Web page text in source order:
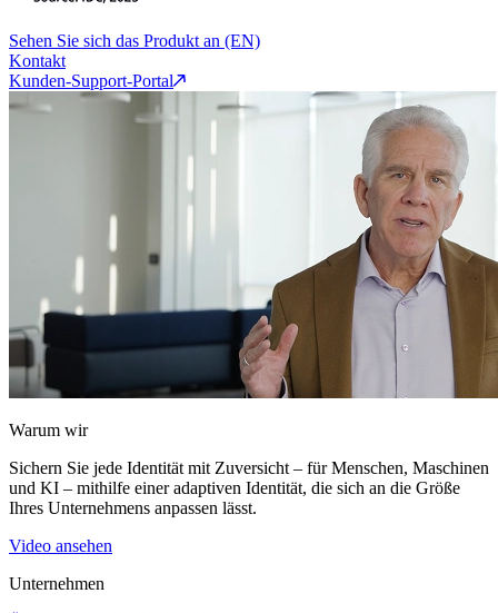
Sehen Sie sich das Produkt an (EN)
Kontakt
Kunden-Support-Portal
Warum wir
Sichern Sie jede Identität mit Zuversicht – für Menschen, Maschinen
und KI – mithilfe einer adaptiven Identität, die sich an die Größe
Ihres Unternehmens anpassen lässt.
Video ansehen
Unternehmen